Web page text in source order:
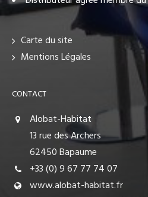
Carte du site
Mentions Légales
CONTACT
Alobat-Habitat
13 rue des Archers
62450 Bapaume
+33 (0) 9 67 77 74 07
www.alobat-habitat.fr